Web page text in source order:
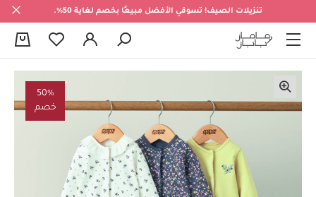
تنزيلات الصيف! تسوقي الأفضل مبيعًا بخصم لغاية 50%.
50%
خصم